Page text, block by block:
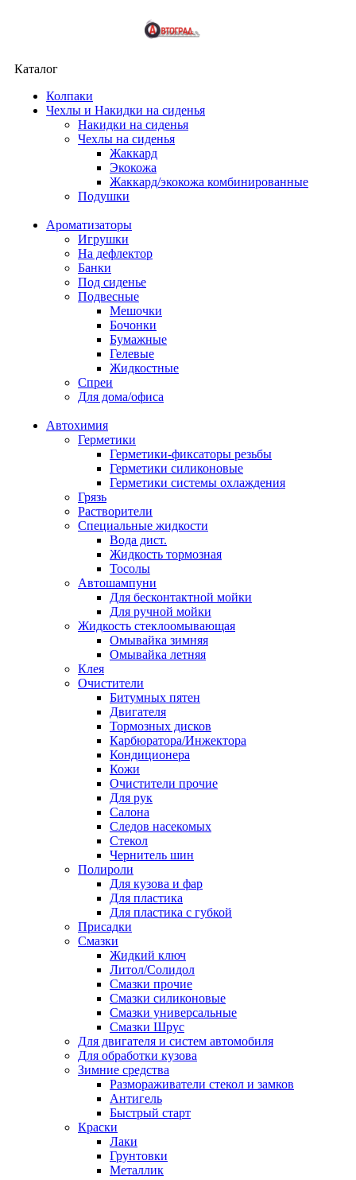
Каталог
Колпаки
Чехлы и Накидки на сиденья
Накидки на сиденья
Чехлы на сиденья
Жаккард
Экокожа
Жаккард/экокожа комбинированные
Подушки
Ароматизаторы
Игрушки
На дефлектор
Банки
Под сиденье
Подвесные
Мешочки
Бочонки
Бумажные
Гелевые
Жидкостные
Спреи
Для дома/офиса
Автохимия
Герметики
Герметики-фиксаторы резьбы
Герметики силиконовые
Герметики системы охлаждения
Грязь
Растворители
Специальные жидкости
Вода дист.
Жидкость тормозная
Тосолы
Автошампуни
Для бесконтактной мойки
Для ручной мойки
Жидкость стеклоомывающая
Омывайка зимняя
Омывайка летняя
Клея
Очистители
Битумных пятен
Двигателя
Тормозных дисков
Карбюратора/Инжектора
Кондиционера
Кожи
Очистители прочие
Для рук
Салона
Следов насекомых
Стекол
Чернитель шин
Полироли
Для кузова и фар
Для пластика
Для пластика с губкой
Присадки
Смазки
Жидкий ключ
Литол/Солидол
Смазки прочие
Смазки силиконовые
Смазки универсальные
Смазки Шрус
Для двигателя и систем автомобиля
Для обработки кузова
Зимние средства
Размораживатели стекол и замков
Антигель
Быстрый старт
Краски
Лаки
Грунтовки
Металлик